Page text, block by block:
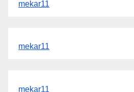
mekar11
mekar11
mekar11